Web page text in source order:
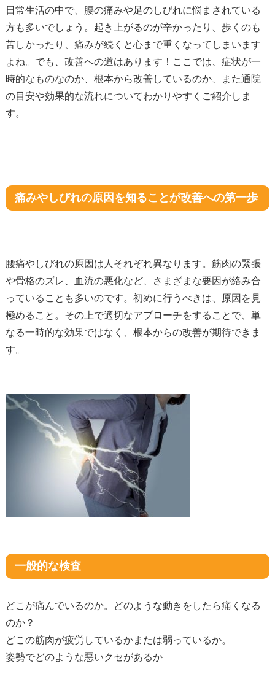
日常生活の中で、腰の痛みや足のしびれに悩まされている
方も多いでしょう。起き上がるのが辛かったり、歩くのも
苦しかったり、痛みが続くと心まで重くなってしまいます
よね。でも、改善への道はあります！ここでは、症状が一
時的なものなのか、根本から改善しているのか、また通院
の目安や効果的な流れについてわかりやすくご紹介しま
す。
痛みやしびれの原因を知ることが改善への第一歩
腰痛やしびれの原因は人それぞれ異なります。筋肉の緊張
や骨格のズレ、血流の悪化など、さまざまな要因が絡み合
っていることも多いのです。初めに行うべきは、原因を見
極めること。その上で適切なアプローチをすることで、単
なる一時的な効果ではなく、根本からの改善が期待できま
す。
一般的な検査
どこが痛んでいるのか。どのような動きをしたら痛くなる
のか？
どこの筋肉が疲労しているかまたは弱っているか。
姿勢でどのような悪いクセがあるか